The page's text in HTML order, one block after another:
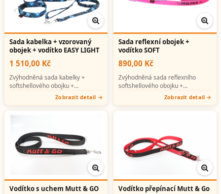
Sada kabelka + vzorovaný
obojek + vodítko EASY LIGHT
1 510,00 Kč
Zvýhodněná sada kabelky +
softshellového obojku +
softshellového vodítka (možno s
Zobrazit detail
Sada reflexní obojek +
vodítko SOFT
890,00 Kč
Zvýhodněná sada reflexního
softshellového obojku +
softshellového vodítka (možno s
Zobrazit detail
Vodítko s uchem Mutt & GO Vodítko přepínací Mutt & Go